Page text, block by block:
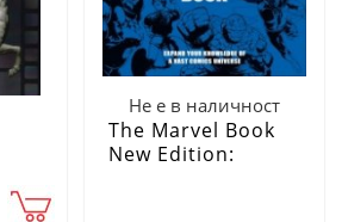
Не е в наличност
The Marvel Book
New Edition: